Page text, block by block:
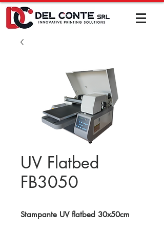
UV Flatbed
FB3050​
Stampante UV flatbed 30x50cm